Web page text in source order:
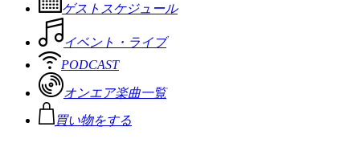
ゲストスケジュール
イベント・ライブ
PODCAST
オンエア楽曲一覧
買い物をする